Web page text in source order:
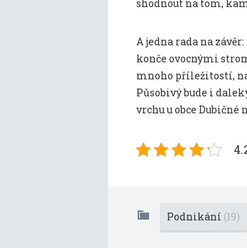
shodnout na tom,
A jedna rada na
konče ovocnými
mnoho příležitostí,
Působivý bude i
vrchu u obce Dubičné
Podnikání (19)